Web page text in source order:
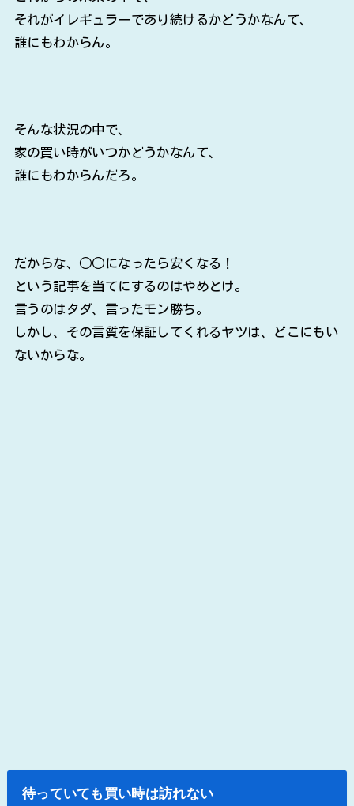
それがイレギュラーであり続けるかどうかなんて、
誰にもわからん。
そんな状況の中で、
家の買い時がいつかどうかなんて、
誰にもわからんだろ。
だからな、○○になったら安くなる！
という記事を当てにするのはやめとけ。
言うのはタダ、言ったモン勝ち。
しかし、その言質を保証してくれるヤツは、どこにもい
ないからな。
待っていても買い時は訪れない